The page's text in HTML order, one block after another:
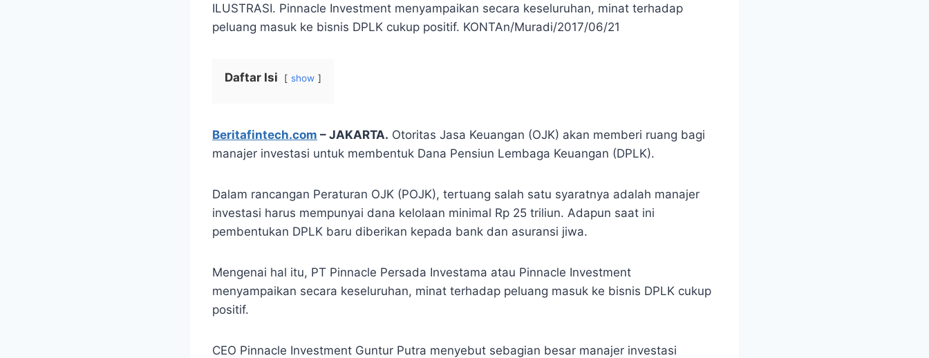
ILUSTRASI. Pinnacle Investment menyampaikan secara keseluruhan, minat terhadap
peluang masuk ke bisnis DPLK cukup positif. KONTAn/Muradi/2017/06/21
Daftar Isi show
Beritafintech.com – JAKARTA. Otoritas Jasa Keuangan (OJK) akan memberi ruang bagi
manajer investasi untuk membentuk Dana Pensiun Lembaga Keuangan (DPLK).
Dalam rancangan Peraturan OJK (POJK), tertuang salah satu syaratnya adalah manajer
investasi harus mempunyai dana kelolaan minimal Rp 25 triliun. Adapun saat ini
pembentukan DPLK baru diberikan kepada bank dan asuransi jiwa.
Mengenai hal itu, PT Pinnacle Persada Investama atau Pinnacle Investment
menyampaikan secara keseluruhan, minat terhadap peluang masuk ke bisnis DPLK cukup
positif.
CEO Pinnacle Investment Guntur Putra menyebut sebagian besar manajer investasi